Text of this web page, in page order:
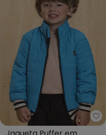
Kids - Jaqueta Infantil